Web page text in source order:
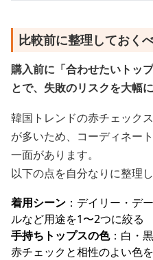
比較前に整理しておく
購入前に「合わせたいトッ
とで、失敗のリスクを大幅
韓国トレンドの赤チェック
が多いため、コーディネー
一面があります。
以下の点を自分なりに整理
着用シーン ：デイリー・デ
ルなど用途を1〜2つに絞る
手持ちトップスの色：白・
赤チェックと相性のよい色